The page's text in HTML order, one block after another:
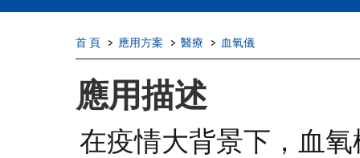
首 頁 應用方案 醫療 血氧儀
應用描述
在疫情大背景下，血